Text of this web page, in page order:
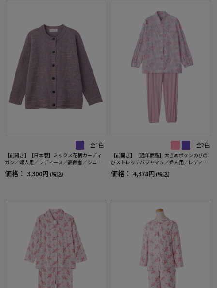
全1色
【前開き】【日本製】ミックス花柄カーディ
ガン／婦人用／レディース／高齢者／シニア
／名前記入欄付／大きめボタン／身幅ゆった
り／ギフト／プレゼント 【CF】
価格： 3,300円 (税込)
全2色
【前開き】【通年商品】大きめボタンのびの
びストレッチパジャマ５／婦人用／レディー
ス／シニア／名前記入欄付／ななめホールボ
タン／寝巻／後ろ長め／ギフト／プレゼン
価格： 4,378円 (税込)